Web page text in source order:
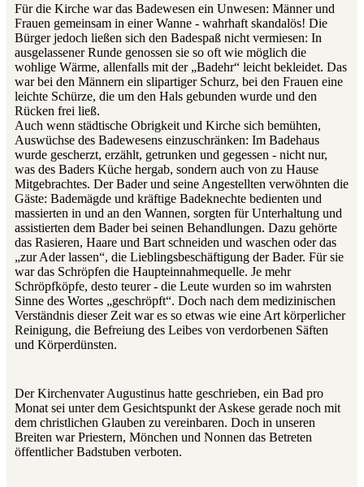
Für die Kirche war das Badewesen ein Unwesen: Männer und
Frauen gemeinsam in einer Wanne - wahrhaft skandalös! Die
Bürger jedoch ließen sich den Badespaß nicht vermiesen: In
ausgelassener Runde genossen sie so oft wie möglich die
wohlige Wärme, allenfalls mit der „Badehr“ leicht bekleidet. Das
war bei den Männern ein slipartiger Schurz, bei den Frauen eine
leichte Schürze, die um den Hals gebunden wurde und den
Rücken frei ließ.
Auch wenn städtische Obrigkeit und Kirche sich bemühten,
Auswüchse des Badewesens einzuschränken: Im Badehaus
wurde gescherzt, erzählt, getrunken und gegessen - nicht nur,
was des Baders Küche hergab, sondern auch von zu Hause
Mitgebrachtes. Der Bader und seine Angestellten verwöhnten die
Gäste: Bademägde und kräftige Badeknechte bedienten und
massierten in und an den Wannen, sorgten für Unterhaltung und
assistierten dem Bader bei seinen Behandlungen. Dazu gehörte
das Rasieren, Haare und Bart schneiden und waschen oder das
„zur Ader lassen“, die Lieblingsbeschäftigung der Bader. Für sie
war das Schröpfen die Haupteinnahmequelle. Je mehr
Schröpfköpfe, desto teurer - die Leute wurden so im wahrsten
Sinne des Wortes „geschröpft“. Doch nach dem medizinischen
Verständnis dieser Zeit war es so etwas wie eine Art körperlicher
Reinigung, die Befreiung des Leibes von verdorbenen Säften
und Körperdünsten.
Der Kirchenvater Augustinus hatte geschrieben, ein Bad pro
Monat sei unter dem Gesichtspunkt der Askese gerade noch mit
dem christlichen Glauben zu vereinbaren. Doch in unseren
Breiten war Priestern, Mönchen und Nonnen das Betreten
öffentlicher Badstuben verboten.